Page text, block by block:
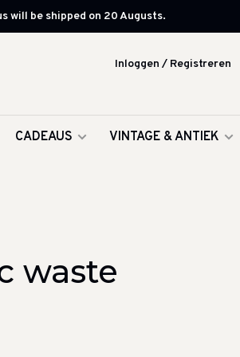
will be shipped on 20 Augusts.
CADEAUS
VINTAGE & ANTIEK
Inloggen / Registreren
waste